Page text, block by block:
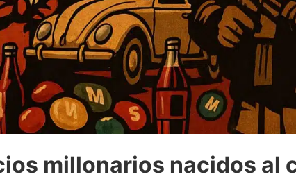
millonarios nacidos al